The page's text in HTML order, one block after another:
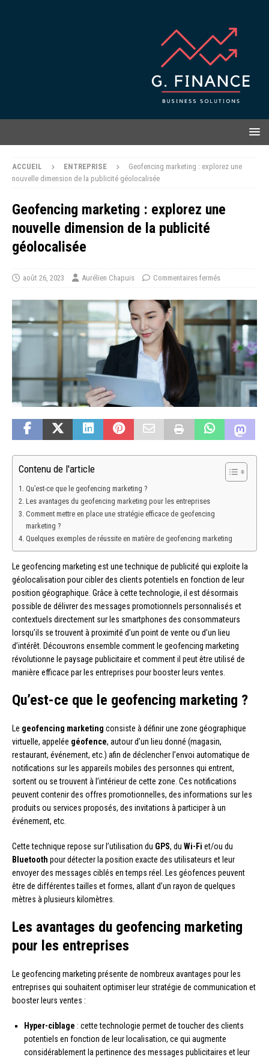
ACCUEIL ENTREPRISE
Geofencing marketing : explorez une
nouvelle dimension de la publicité géolocalisée
Geofencing marketing : explorez une
nouvelle dimension de la publicité
géolocalisée
août 26, 2023 Aurélien Chapuis Commentaires fermés
Contenu de l'article
Qu’est-ce que le geofencing marketing ?
Les avantages du geofencing marketing pour les entreprises
Comment mettre en place une stratégie efficace de geofencing
marketing ?
Quelques exemples de réussite en matière de geofencing marketing
Le geofencing marketing est une technique de publicité qui exploite la
géolocalisation pour cibler des clients potentiels en fonction de leur
position géographique. Grâce à cette technologie, il est désormais
possible de délivrer des messages promotionnels personnalisés et
contextuels directement sur les smartphones des consommateurs
lorsqu’ils se trouvent à proximité d’un point de vente ou d’un lieu
d’intérêt. Découvrons ensemble comment le geofencing marketing
révolutionne le paysage publicitaire et comment il peut être utilisé de
manière efficace par les entreprises pour booster leurs ventes.
Qu’est-ce que le geofencing marketing ?
Le geofencing marketing consiste à définir une zone géographique
virtuelle, appelée géofence, autour d’un lieu donné (magasin,
restaurant, événement, etc.) afin de déclencher l’envoi automatique de
notifications sur les appareils mobiles des personnes qui entrent,
sortent ou se trouvent à l’intérieur de cette zone. Ces notifications
peuvent contenir des offres promotionnelles, des informations sur les
produits ou services proposés, des invitations à participer à un
événement, etc.
Cette technique repose sur l’utilisation du GPS, du Wi-Fi et/ou du
Bluetooth pour détecter la position exacte des utilisateurs et leur
envoyer des messages ciblés en temps réel. Les géofences peuvent
être de différentes tailles et formes, allant d’un rayon de quelques
mètres à plusieurs kilomètres.
Les avantages du geofencing marketing
pour les entreprises
Le geofencing marketing présente de nombreux avantages pour les
entreprises qui souhaitent optimiser leur stratégie de communication et
booster leurs ventes :
Hyper-ciblage : cette technologie permet de toucher des clients
potentiels en fonction de leur localisation, ce qui augmente
considérablement la pertinence des messages publicitaires et leur